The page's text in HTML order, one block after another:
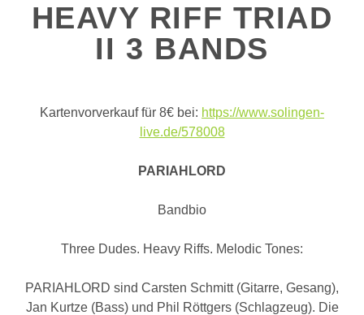
HEAVY RIFF TRIAD
II 3 BANDS
Kartenvorverkauf für 8€ bei: https://www.solingen-
live.de/578008
PARIAHLORD
Bandbio
Three Dudes. Heavy Riffs. Melodic Tones:
PARIAHLORD sind Carsten Schmitt (Gitarre, Gesang),
Jan Kurtze (Bass) und Phil Röttgers (Schlagzeug). Die